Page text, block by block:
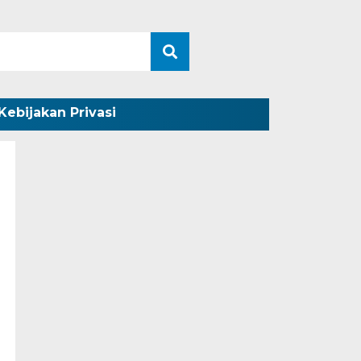
Privasi